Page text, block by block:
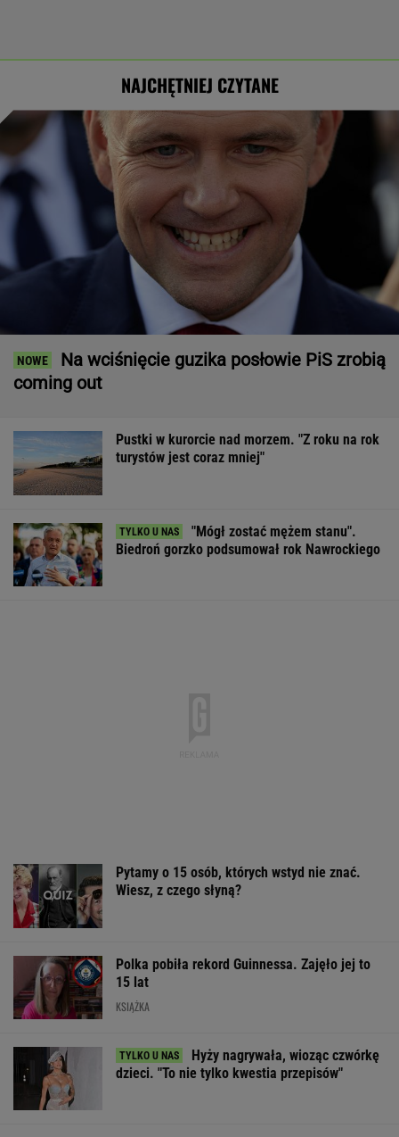
NAJCHĘTNIEJ CZYTANE
Na wciśnięcie guzika posłowie PiS zrobią
coming out
Pustki w kurorcie nad morzem. "Z roku na rok
turystów jest coraz mniej"
"Mógł zostać mężem stanu".
Biedroń gorzko podsumował rok Nawrockiego
Pytamy o 15 osób, których wstyd nie znać.
Wiesz, z czego słyną?
Polka pobiła rekord Guinnessa. Zajęło jej to
15 lat
KSIĄŻKA
Hyży nagrywała, wioząc czwórkę
dzieci. "To nie tylko kwestia przepisów"